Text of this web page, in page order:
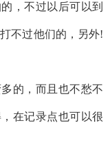
，不过以后可以到
不过他们的，另外!
的，而且也不愁不
在记录点也可以很